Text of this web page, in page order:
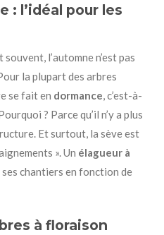
: l’idéal pour les
l’automne n’est pas
la plupart des arbres
se fait en dormance, c’est-à-
? Parce qu’il n’y a plus
Et surtout, la sève est
». Un élagueur à
chantiers en fonction de
à floraison